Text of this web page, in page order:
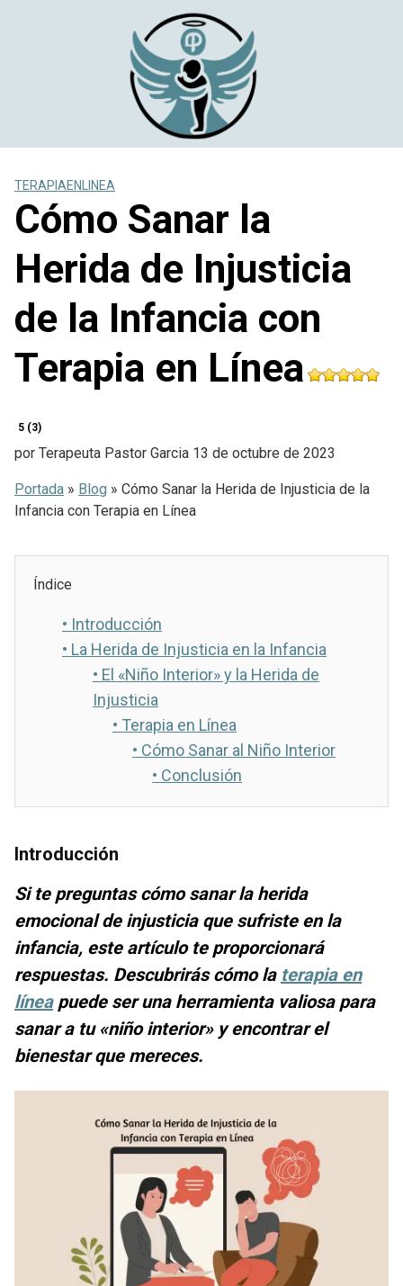
TERAPIAENLINEA
Cómo Sanar la
Herida de Injusticia
de la Infancia con
Terapia en Línea
5 (3)
por Terapeuta Pastor Garcia 13 de octubre de 2023
Portada » Blog » Cómo Sanar la Herida de Injusticia de la
Infancia con Terapia en Línea
Índice
• Introducción
• La Herida de Injusticia en la Infancia
• El «Niño Interior» y la Herida de
Injusticia
• Terapia en Línea
• Cómo Sanar al Niño Interior
• Conclusión
Introducción
Si te preguntas cómo sanar la herida
emocional de injusticia que sufriste en la
infancia, este artículo te proporcionará
respuestas. Descubrirás cómo la terapia en
líneapuede ser una herramienta valiosa para
sanar a tu «niño interior» y encontrar el
bienestar que mereces.